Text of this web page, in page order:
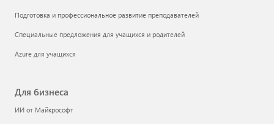
Подготовка и профессиональное развитие преподавателей
Специальные предложения для учащихся и родителей
Azure для учащихся
Для бизнеса
ИИ от Майкрософт